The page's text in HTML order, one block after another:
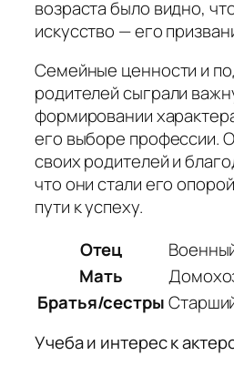
возраста было видно,
искусство — его
Семейные ценности и
родителей сыграли
формировании
его выборе профессии.
своих родителей и
что они стали его
пути к успеху.
Отец
Мать
Братья/сестры
Учеба и интерес к